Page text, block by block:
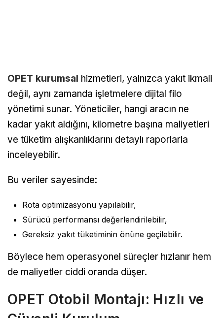
OPET kurumsal hizmetleri, yalnızca yakıt ikmali
değil, aynı zamanda işletmelere dijital filo
yönetimi sunar. Yöneticiler, hangi aracın ne
kadar yakıt aldığını, kilometre başına maliyetleri
ve tüketim alışkanlıklarını detaylı raporlarla
inceleyebilir.
Bu veriler sayesinde:
Rota optimizasyonu yapılabilir,
Sürücü performansı değerlendirilebilir,
Gereksiz yakıt tüketiminin önüne geçilebilir.
Böylece hem operasyonel süreçler hızlanır hem
de maliyetler ciddi oranda düşer.
OPET Otobil Montajı: Hızlı ve